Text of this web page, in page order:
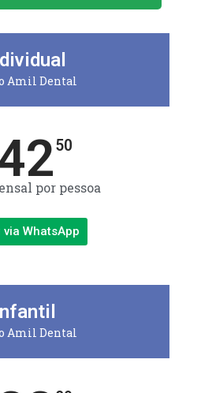
Amil Dental
50
por pessoa
via WhatsApp
Amil Dental